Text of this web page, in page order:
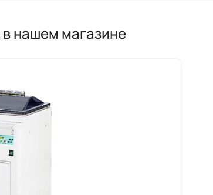
обработки инструментов. Среди
нашем магазине